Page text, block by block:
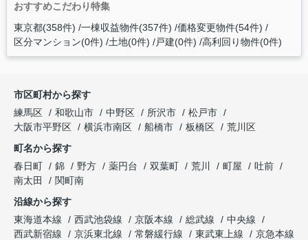
おすすめこだわり特集
東京都(358件) 一棟収益物件(357件) 価格変更物件(54件)
区分マンション(0件) 土地(0件) 戸建(0件) 高利回り物件(0件)
市区町村から探す
練馬区
和歌山市 中野区 所沢市
松戸市
大阪市平野区
横浜市南区 船橋市 板橋区
荒川区
町名から探す
春日町
錦 野方 薬円台 双葉町 荒川 町屋
吐前
南太田
関町南
沿線から探す
東海道本線
西武池袋線 京阪本線 総武線
中央線
西武新宿線
京浜東北線 常磐緩行線 東武東上線
京急本線